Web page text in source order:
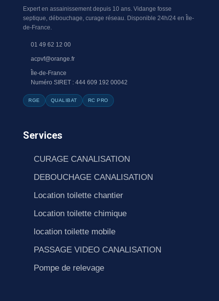
Expert en assainissement depuis 10 ans. Vidange fosse
septique, débouchage, curage réseau. Disponible 24h/24 en Île-
de-France.
01 49 62 12 00
acpvf@orange.fr
Île-de-France
Numéro SIRET : 444 609 192 00042
RGE QUALIBAT RC PRO
Services
CURAGE CANALISATION
DEBOUCHAGE CANALISATION
Location toilette chantier
Location toilette chimique
location toilette mobile
PASSAGE VIDEO CANALISATION
Pompe de relevage